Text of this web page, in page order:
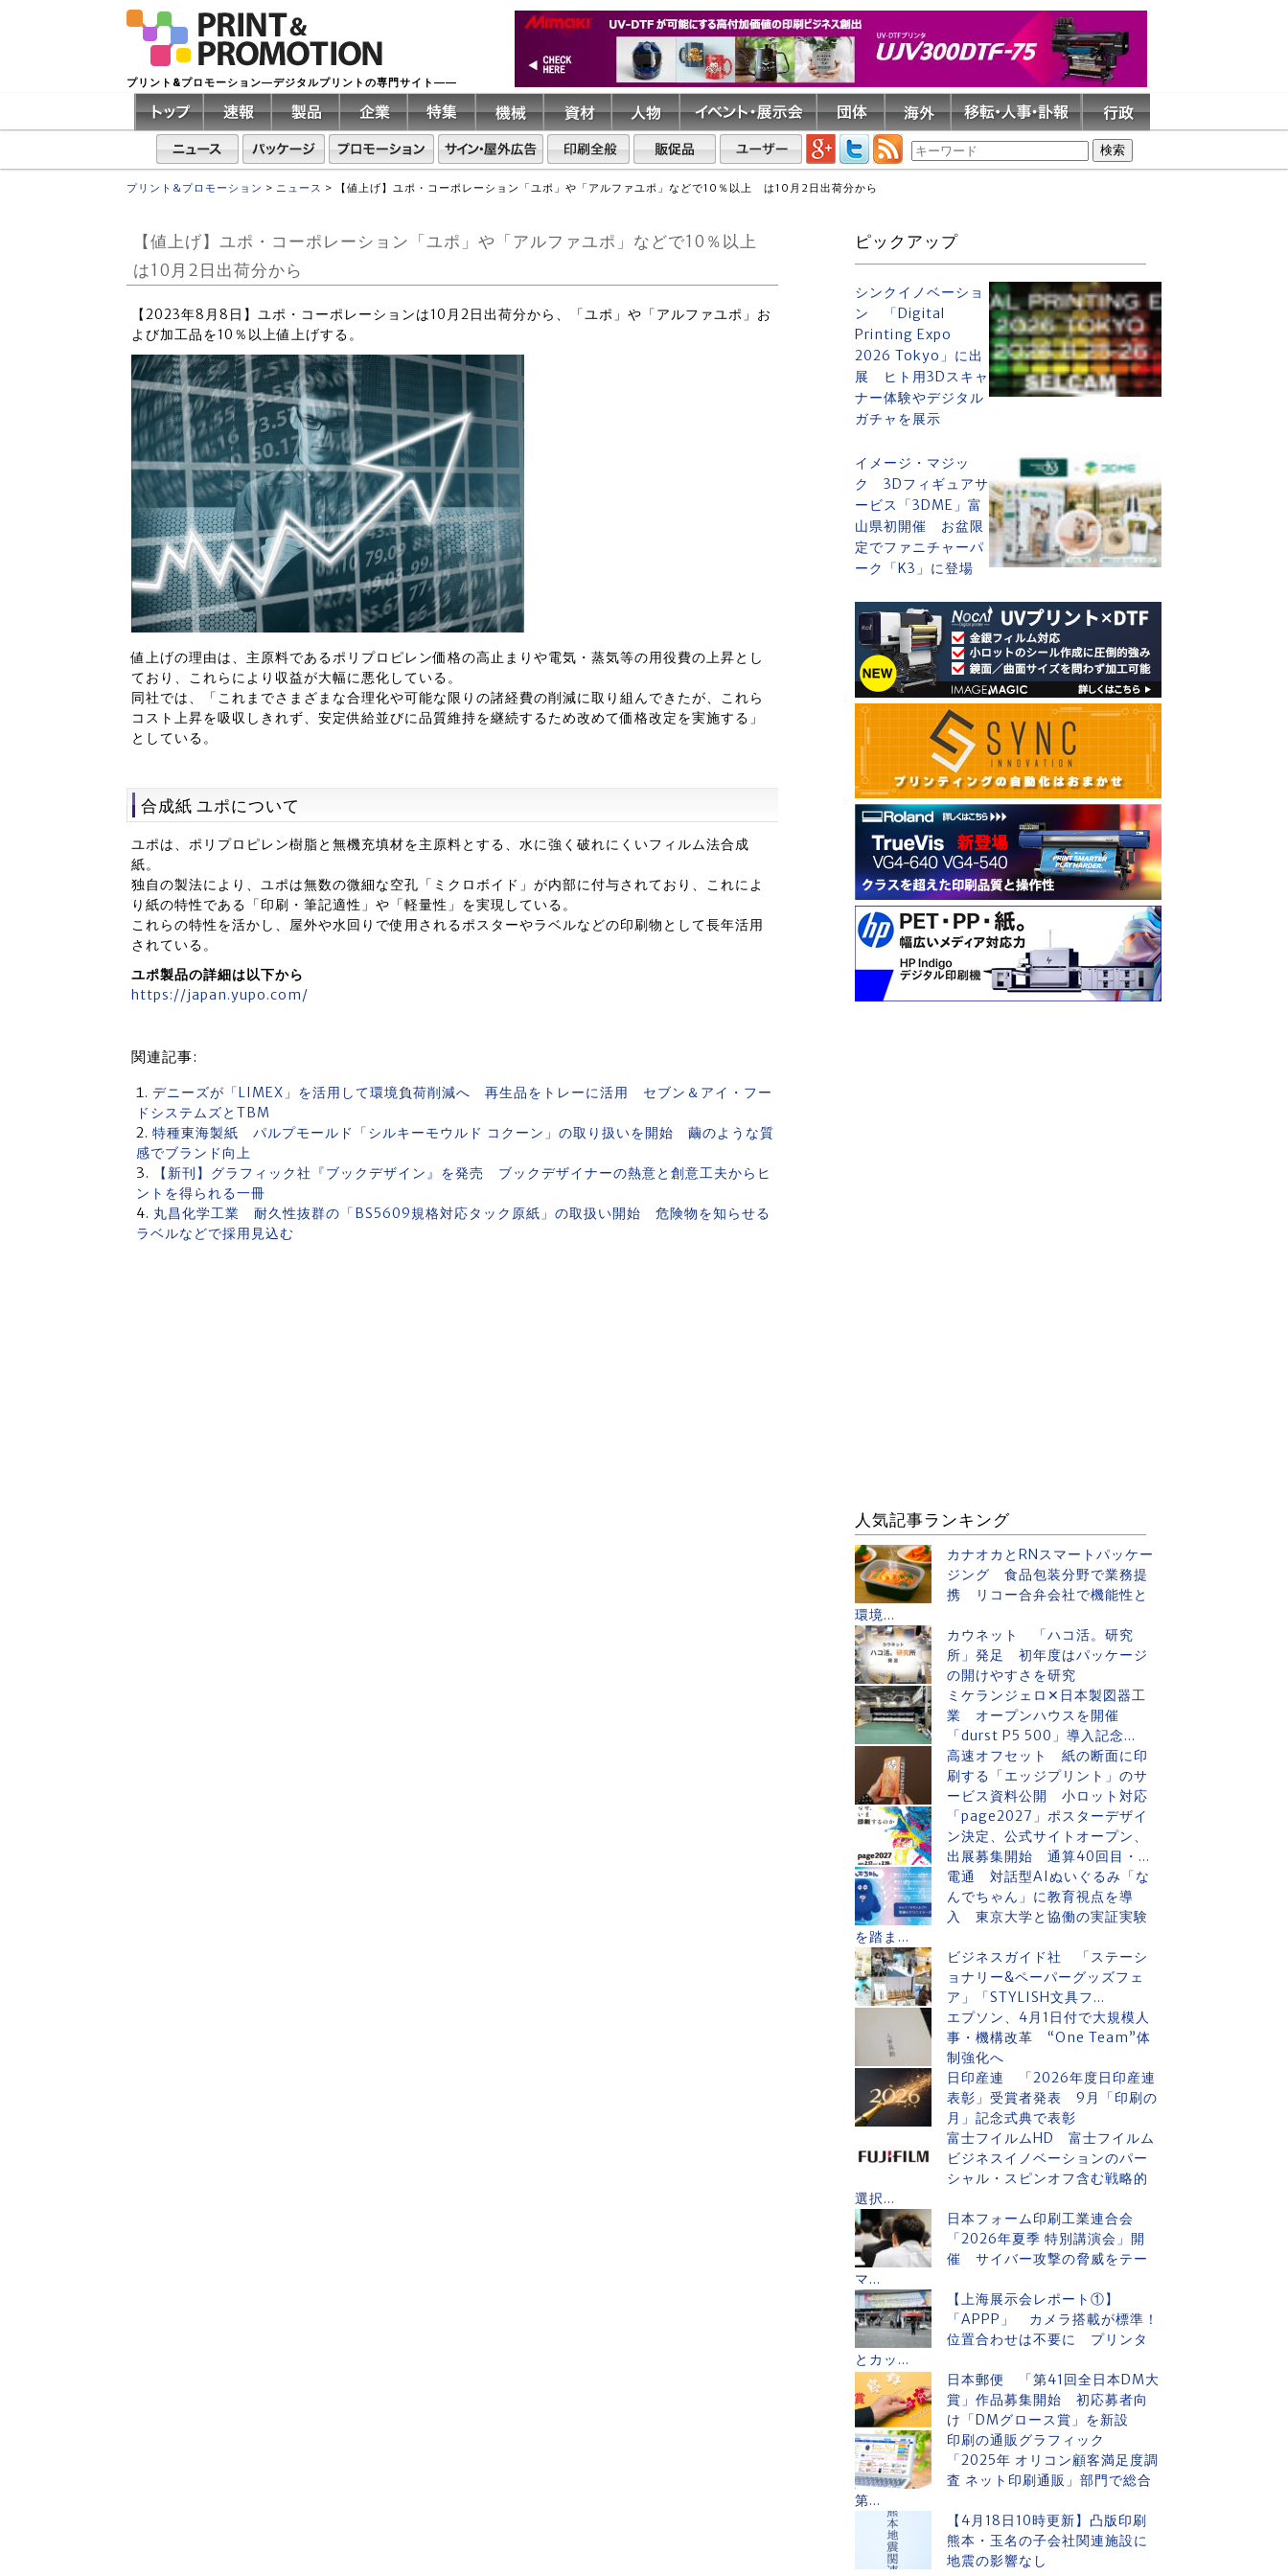
プリント&プロモーション―デジタルプリントの専門サイト――
プリント&プロモーション > ニュース > 【値上げ】ユポ・コーポレーション「ユポ」や「アルファユポ」などで10％以上 は10月2日出荷分から
【値上げ】ユポ・コーポレーション「ユポ」や「アルファユポ」などで10％以上
は10月2日出荷分から
【2023年8月8日】ユポ・コーポレーションは10月2日出荷分から、「ユポ」や「アルファユポ」お
よび加工品を10％以上値上げする。
値上げの理由は、主原料であるポリプロピレン価格の高止まりや電気・蒸気等の用役費の上昇とし
ており、これらにより収益が大幅に悪化している。
同社では、「これまでさまざまな合理化や可能な限りの諸経費の削減に取り組んできたが、これら
コスト上昇を吸収しきれず、安定供給並びに品質維持を継続するため改めて価格改定を実施する」
としている。
合成紙 ユポについて
ユポは、ポリプロピレン樹脂と無機充填材を主原料とする、水に強く破れにくいフィルム法合成
紙。
独自の製法により、ユポは無数の微細な空孔「ミクロボイド」が内部に付与されており、これによ
り紙の特性である「印刷・筆記適性」や「軽量性」を実現している。
これらの特性を活かし、屋外や水回りで使用されるポスターやラベルなどの印刷物として長年活用
されている。
ユポ製品の詳細は以下から
https://japan.yupo.com/
関連記事:
デニーズが「LIMEX」を活用して環境負荷削減へ 再生品をトレーに活用 セブン＆アイ・フー
ドシステムズとTBM
特種東海製紙 パルプモールド「シルキーモウルド コクーン」の取り扱いを開始 繭のような質
感でブランド向上
【新刊】グラフィック社『ブックデザイン』を発売 ブックデザイナーの熱意と創意工夫からヒ
ントを得られる一冊
丸昌化学工業 耐久性抜群の「BS5609規格対応タック原紙」の取扱い開始 危険物を知らせる
ラベルなどで採用見込む
ピックアップ
シンクイノベーショ
ン 「Digital
Printing Expo
2026 Tokyo」に出
展 ヒト用3Dスキャ
ナー体験やデジタル
ガチャを展示
イメージ・マジッ
ク 3Dフィギュアサ
ービス「3DME」富
山県初開催 お盆限
定でファニチャーパ
ーク「K3」に登場
人気記事ランキング
カナオカとRNスマートパッケー
ジング 食品包装分野で業務提
携 リコー合弁会社で機能性と
環境...
カウネット 「ハコ活。研究
所」発足 初年度はパッケージ
の開けやすさを研究
ミケランジェロ✕日本製図器工
業 オープンハウスを開催
「durst P5 500」導入記念...
高速オフセット 紙の断面に印
刷する「エッジプリント」のサ
ービス資料公開 小ロット対応
「page2027」ポスターデザイ
ン決定、公式サイトオープン、
出展募集開始 通算40回目・...
電通 対話型AIぬいぐるみ「な
んでちゃん」に教育視点を導
入 東京大学と協働の実証実験
を踏ま...
ビジネスガイド社 「ステーシ
ョナリー&ペーパーグッズフェ
ア」「STYLISH文具フ...
エプソン、4月1日付で大規模人
事・機構改革 “One Team”体
制強化へ
日印産連 「2026年度日印産連
表彰」受賞者発表 9月「印刷の
月」記念式典で表彰
富士フイルムHD 富士フイルム
ビジネスイノベーションのパー
シャル・スピンオフ含む戦略的
選択...
日本フォーム印刷工業連合会
「2026年夏季 特別講演会」開
催 サイバー攻撃の脅威をテー
マ...
【上海展示会レポート①】
「APPP」 カメラ搭載が標準！
位置合わせは不要に プリンタ
とカッ...
日本郵便 「第41回全日本DM大
賞」作品募集開始 初応募者向
け「DMグロース賞」を新設
印刷の通販グラフィック
「2025年 オリコン顧客満足度調
査 ネット印刷通販」部門で総合
第...
【4月18日10時更新】凸版印刷
熊本・玉名の子会社関連施設に
地震の影響なし